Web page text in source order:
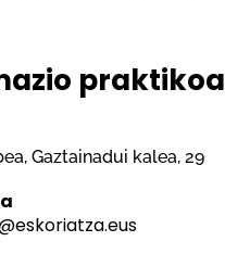
praktikoa
Gaztainadui kalea, 29